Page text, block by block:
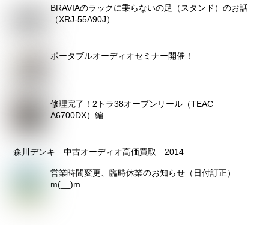
BRAVIAのラックに乗らないの足（スタンド）のお話
（XRJ-55A90J）
ポータブルオーディオセミナー開催！
修理完了！2トラ38オープンリール（TEAC
A6700DX）編
森川デンキ 中古オーディオ高価買取 2014
営業時間変更、臨時休業のお知らせ（日付訂正）
m(__)m